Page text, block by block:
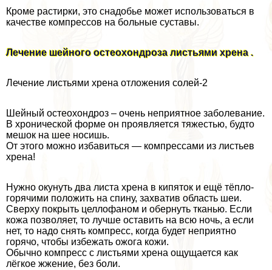
Кроме растирки, это снадобье может использоваться в
качестве компрессов на больные суставы.
Лечение шейного остеохондроза листьями хрена .
Лечение листьями хрена отложения солей-2
Шейный остеохондроз – очень неприятное заболевание.
В хронической форме он проявляется тяжестью, будто
мешок на шее носишь.
От этого можно избавиться — компрессами из листьев
хрена!
Нужно окунуть два листа хрена в кипяток и ещё тёпло-
горячими положить на спину, захватив область шеи.
Сверху покрыть целлофаном и обернуть тканью. Если
кожа позволяет, то лучше оставить на всю ночь, а если
нет, то надо снять компресс, когда будет неприятно
горячо, чтобы избежать ожога кожи.
Обычно компресс с листьями хрена ощущается как
лёгкое жжение, без боли.